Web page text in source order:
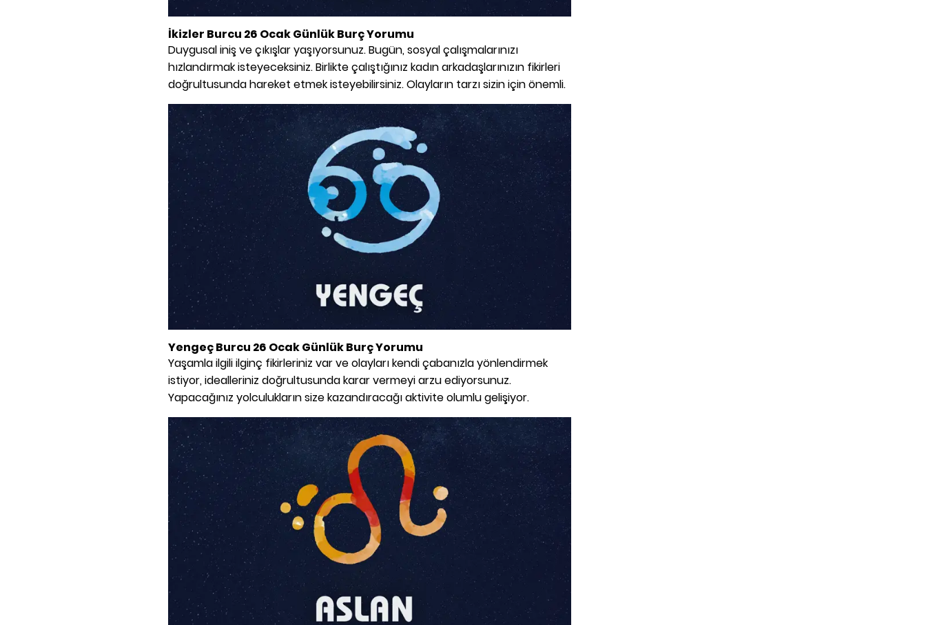
İkizler Burcu 26 Ocak Günlük Burç Yorumu
Duygusal iniş ve çıkışlar yaşıyorsunuz. Bugün, sosyal çalışmalarınızı
hızlandırmak isteyeceksiniz. Birlikte çalıştığınız kadın arkadaşlarınızın fikirleri
doğrultusunda hareket etmek isteyebilirsiniz. Olayların tarzı sizin için önemli.
Yengeç Burcu 26 Ocak Günlük Burç Yorumu
Yaşamla ilgili ilginç fikirleriniz var ve olayları kendi çabanızla yönlendirmek
istiyor, idealleriniz doğrultusunda karar vermeyi arzu ediyorsunuz.
Yapacağınız yolculukların size kazandıracağı aktivite olumlu gelişiyor.